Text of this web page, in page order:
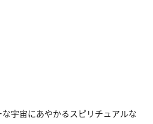
宇宙にあやかるスピリチュアルな